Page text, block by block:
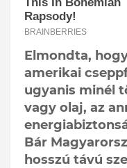
Elmondta,
amerikai
ugyanis minél
vagy olaj, az
Bár
hosszú távú